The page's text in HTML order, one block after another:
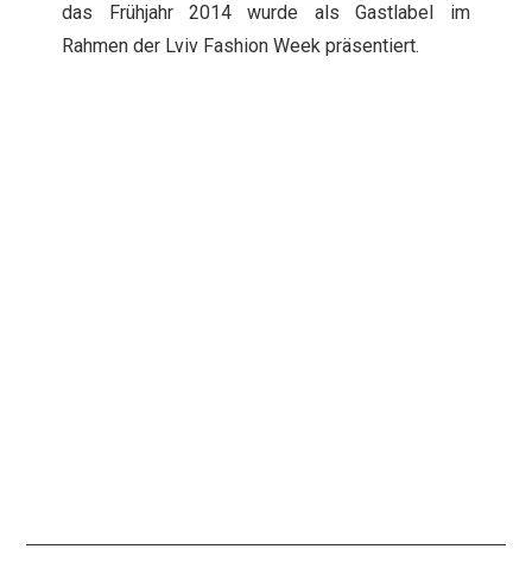
das Frühjahr 2014 wurde als Gastlabel im
Rahmen der Lviv Fashion Week präsentiert.